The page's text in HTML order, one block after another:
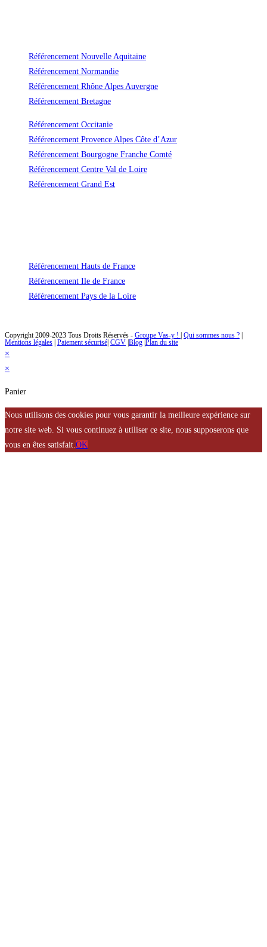
Référencement Nouvelle Aquitaine
Référencement Normandie
Référencement Rhône Alpes Auvergne
Référencement Bretagne
Référencement Occitanie
Référencement Provence Alpes Côte d’Azur
Référencement Bourgogne Franche Comté
Référencement Centre Val de Loire
Référencement Grand Est
Référencement Hauts de France
Référencement Ile de France
Référencement Pays de la Loire
Copyright 2009-2023 Tous Droits Réservés - Groupe Vas-y ! Qui sommes nous ?
Mentions légales Paiement sécurisé CGV Blog Plan du site
×
×
Panier
Nous utilisons des cookies pour vous garantir la meilleure expérience sur
notre site web. Si vous continuez à utiliser ce site, nous supposerons que
vous en êtes satisfait.OK